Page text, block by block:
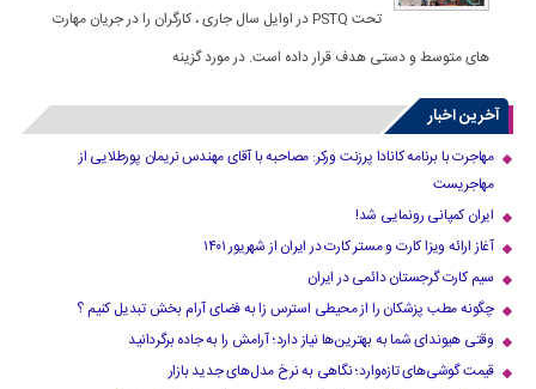
تحت PSTQ در اوایل سال جاری ، کارگران را در جریان مهارت
های متوسط و دستی هدف قرار داده است. در مورد گزینه
آخرین اخبار
مهاجرت با برنامه کانادا پرزنت ورکر: مصاحبه با آقای مهندس نریمان پورطلایی از
مهاجریست
ایران کمپانی رونمایی شد!
آغاز ارائه ویزا کارت و مستر کارت در ایران از شهریور ۱۴۰۱
سیم کارت گرجستان دائمی در ایران
چگونه مطب پزشکان را از محیطی استرس زا به فضای آرام بخش تبدیل کنیم ؟
وقتی هیوندای شما به بهترین‌ها نیاز دارد؛ آرامش را به جاده برگردانید
قیمت گوشی‌های تازه‌وارد؛ نگاهی به نرخ مدل‌های جدید بازار